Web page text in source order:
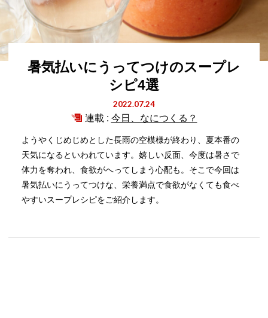
暑気払いにうってつけのスープレ
シピ4選
2022.07.24
連載 : 今日、なにつくる？
ようやくじめじめとした長雨の空模様が終わり、夏本番の
天気になるといわれています。嬉しい反面、今度は暑さで
体力を奪われ、食欲がへってしまう心配も。そこで今回は
暑気払いにうってつけな、栄養満点で食欲がなくても食べ
やすいスープレシピをご紹介します。